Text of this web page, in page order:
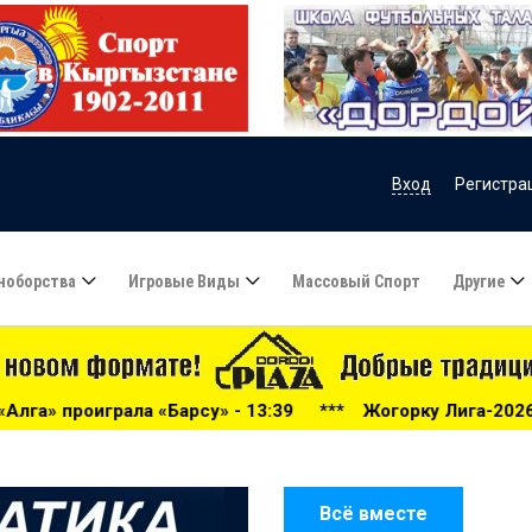
Вход
Игровые Виды Массовый Спорт Другие
- 13:39 ***Жогорку Лига-2026: «Дордой» громит
Всё вместе